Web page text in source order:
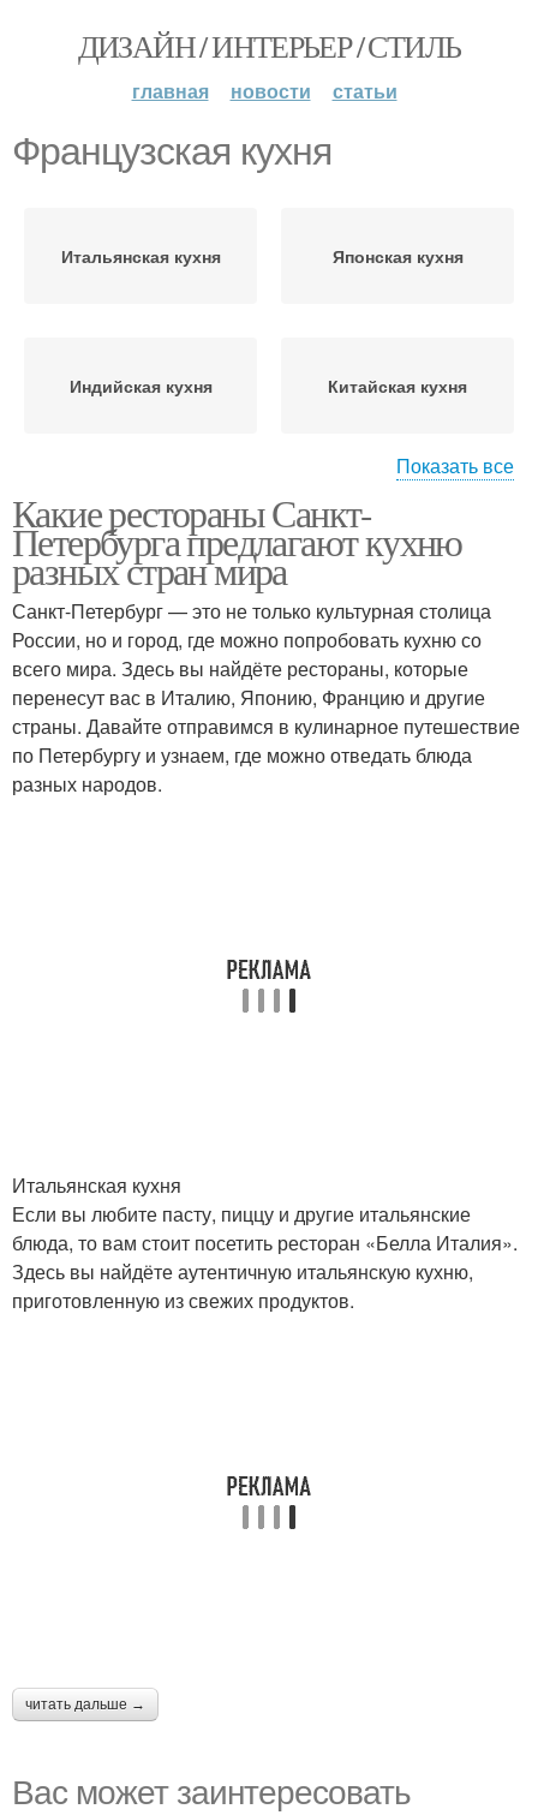
ДИЗАЙН / ИНТЕРЬЕР / СТИЛЬ
главная новости статьи
Французская кухня
Итальянская кухня Японская кухня
Индийская кухня Китайская кухня
Мексиканская кухня
Показать все
Какие рестораны Санкт-
Петербурга предлагают кухню
разных стран мира
Санкт-Петербург — это не только культурная столица
России, но и город, где можно попробовать кухню со
всего мира. Здесь вы найдёте рестораны, которые
перенесут вас в Италию, Японию, Францию и другие
страны. Давайте отправимся в кулинарное путешествие
по Петербургу и узнаем, где можно отведать блюда
разных народов.
Итальянская кухня
Если вы любите пасту, пиццу и другие итальянские
блюда, то вам стоит посетить ресторан «Белла Италия».
Здесь вы найдёте аутентичную итальянскую кухню,
приготовленную из свежих продуктов.
читать дальше →
Вас может заинтересовать